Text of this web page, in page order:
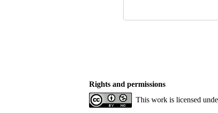
Rights and permissions
This work is licensed